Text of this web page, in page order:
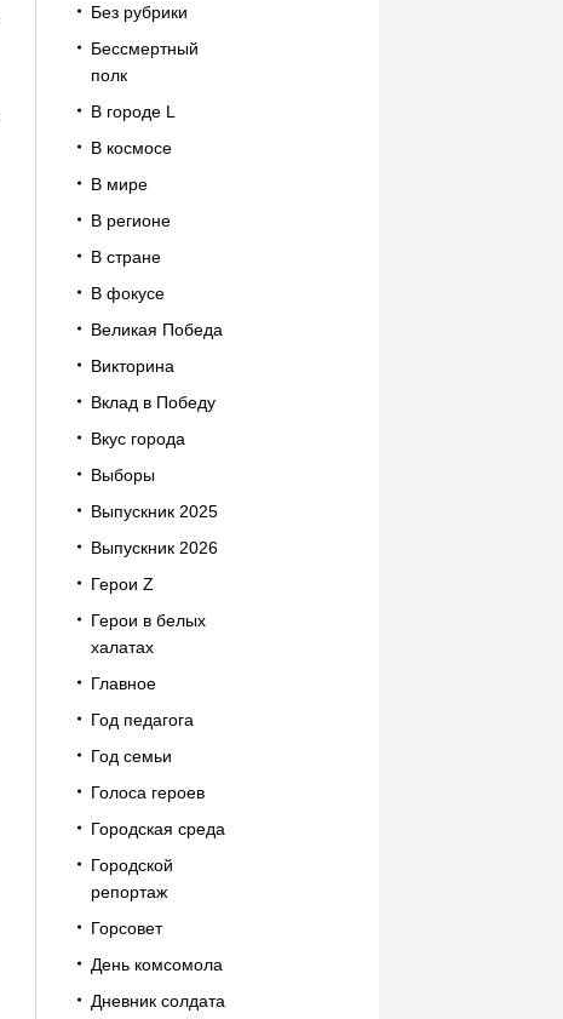
Без рубрики
Бессмертный
полк
В городе L
В космосе
В мире
В регионе
В стране
В фокусе
Великая Победа
Викторина
Вклад в Победу
Вкус города
Выборы
Выпускник 2025
Выпускник 2026
Герои Z
Герои в белых
халатах
Главное
Год педагога
Год семьи
Голоса героев
Городская среда
Городской
репортаж
Горсовет
День комсомола
Дневник солдата